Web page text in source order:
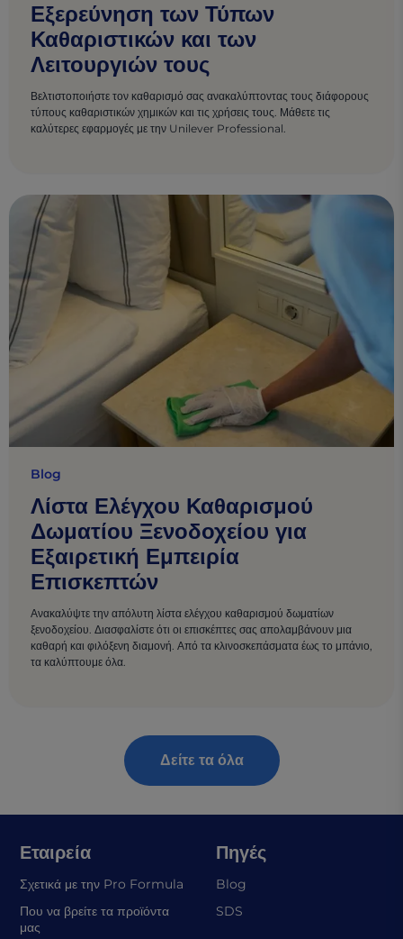
Εξερεύνηση των Τύπων
Καθαριστικών και των
Λειτουργιών τους
Βελτιστοποιήστε τον καθαρισμό σας ανακαλύπτοντας τους διάφορους
τύπους καθαριστικών χημικών και τις χρήσεις τους. Μάθετε τις
καλύτερες εφαρμογές με την Unilever Professional.
Blog
Λίστα Ελέγχου Καθαρισμού
Δωματίου Ξενοδοχείου για
Εξαιρετική Εμπειρία
Επισκεπτών
Ανακαλύψτε την απόλυτη λίστα ελέγχου καθαρισμού δωματίων
ξενοδοχείου. Διασφαλίστε ότι οι επισκέπτες σας απολαμβάνουν μια
καθαρή και φιλόξενη διαμονή. Από τα κλινοσκεπάσματα έως το μπάνιο,
τα καλύπτουμε όλα.
Δείτε τα όλα
Εταιρεία
Σχετικά με την Pro Formula
Που να βρείτε τα προϊόντα
μας
Πηγές
Blog
SDS